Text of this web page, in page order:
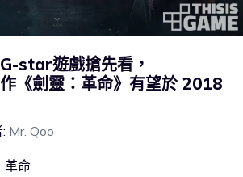
star遊戲搶先看，
《劍靈：革命》有望於 2018
Mr. Qoo
命